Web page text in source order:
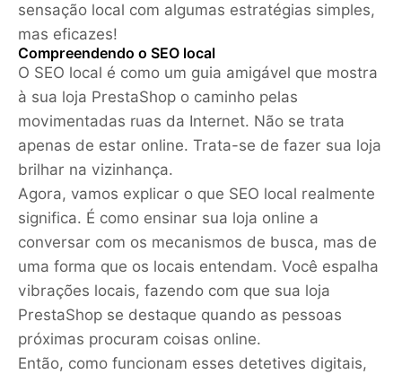
sensação local com algumas estratégias simples,
mas eficazes!
Compreendendo o SEO local
O SEO local é como um guia amigável que mostra
à sua loja PrestaShop o caminho pelas
movimentadas ruas da Internet. Não se trata
apenas de estar online. Trata-se de fazer sua loja
brilhar na vizinhança.
Agora, vamos explicar o que SEO local realmente
significa. É como ensinar sua loja online a
conversar com os mecanismos de busca, mas de
uma forma que os locais entendam. Você espalha
vibrações locais, fazendo com que sua loja
PrestaShop se destaque quando as pessoas
próximas procuram coisas online.
Então, como funcionam esses detetives digitais,